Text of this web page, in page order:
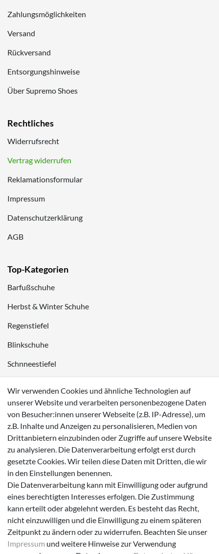
Zahlungsmöglichkeiten
Versand
Rückversand
Entsorgungshinweise
Über Supremo Shoes
Rechtliches
Widerrufsrecht
Vertrag widerrufen
Reklamationsformular
Impressum
Datenschutzerklärung
AGB
Top-Kategorien
Barfußschuhe
Herbst & Winter Schuhe
Regenstiefel
Blinkschuhe
Schnneestiefel
Sneaker
Zahlungsmöglichkeiten
Versanddienstleister
Wir verwenden Cookies und ähnliche Technologien auf
unserer Website und verarbeiten personenbezogene Daten
von Besucher:innen unserer Webseite (z.B. IP-Adresse), um
z.B. Inhalte und Anzeigen zu personalisieren, Medien von
Drittanbietern einzubinden oder Zugriffe auf unsere Website
zu analysieren. Die Datenverarbeitung erfolgt erst durch
gesetzte Cookies. Wir teilen diese Daten mit Dritten, die wir
in den Einstellungen benennen.
Die Datenverarbeitung kann mit Einwilligung oder aufgrund
eines berechtigten Interesses erfolgen. Die Zustimmung
kann erteilt oder abgelehnt werden. Es besteht das Recht,
nicht einzuwilligen und die Einwilligung zu einem späteren
Zeitpunkt zu ändern oder zu widerrufen. Beachten Sie unser
Impressum und weitere Hinweise zur Verwendung